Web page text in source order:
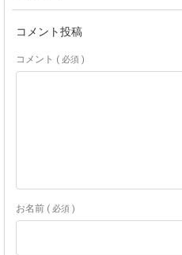
コメント投稿
コメント ( 必須 )
お名前 ( 必須 )